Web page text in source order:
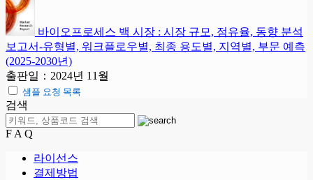
바이오프로세스 백 시장 : 시장 규모, 점유율, 동향 분석
보고서-유형별, 워크플로우별, 최종 용도별, 지역별, 부문 예측
(2025-2030년)
출판일：2024년 11월
샘플 요청 목록
검색
F A Q
라이선스
결제방법